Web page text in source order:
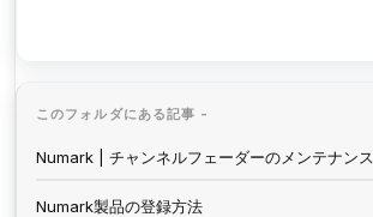
このフォルダにある記事 -
Numark | チャンネルフェーダーのメンテナンス
Numark製品の登録方法